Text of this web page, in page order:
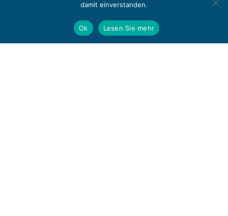
damit einverstanden.
Ok Lesen Sie mehr